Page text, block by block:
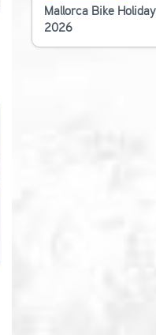
Mallorca Bike
2026